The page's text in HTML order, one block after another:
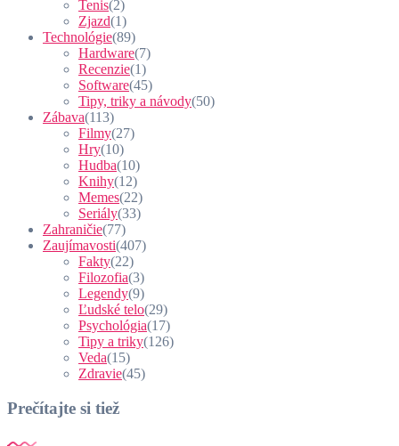
Tenis(2)
Zjazd(1)
Technológie(89)
Hardware(7)
Recenzie(1)
Software(45)
Tipy, triky a návody(50)
Zábava(113)
Filmy(27)
Hry(10)
Hudba(10)
Knihy(12)
Memes(22)
Seriály(33)
Zahraničie(77)
Zaujímavosti(407)
Fakty(22)
Filozofia(3)
Legendy(9)
Ľudské telo(29)
Psychológia(17)
Tipy a triky(126)
Veda(15)
Zdravie(45)
Prečítajte si tiež